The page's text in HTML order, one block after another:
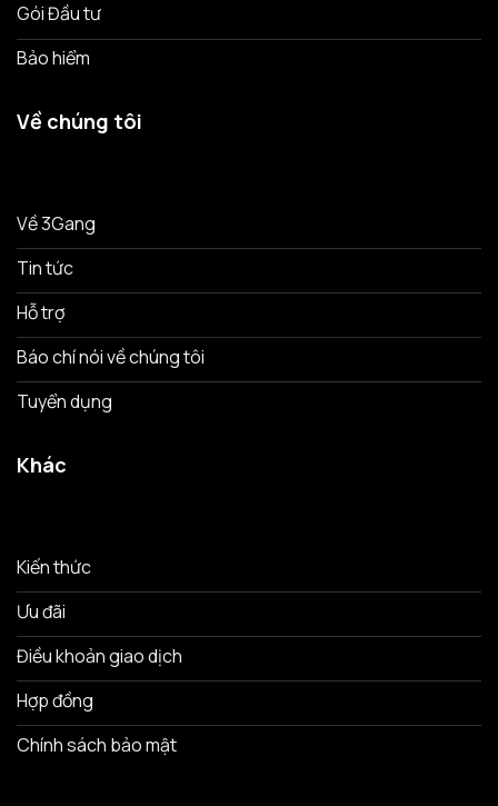
Gói Đầu tư
Bảo hiểm
Về chúng tôi
Về 3Gang
Tin tức
Hỗ trợ
Báo chí nói về chúng tôi
Tuyển dụng
Khác
Kiến thức
Ưu đãi
Điều khoản giao dịch
Hợp đồng
Chính sách bảo mật